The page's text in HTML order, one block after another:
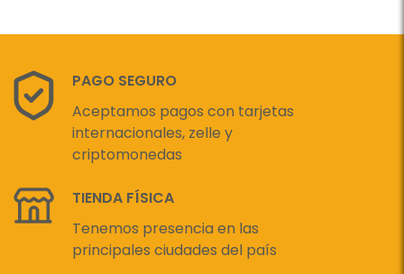
PAGO SEGURO
Aceptamos pagos con tarjetas
internacionales, zelle y
criptomonedas
TIENDA FÍSICA
Tenemos presencia en las
principales ciudades del país